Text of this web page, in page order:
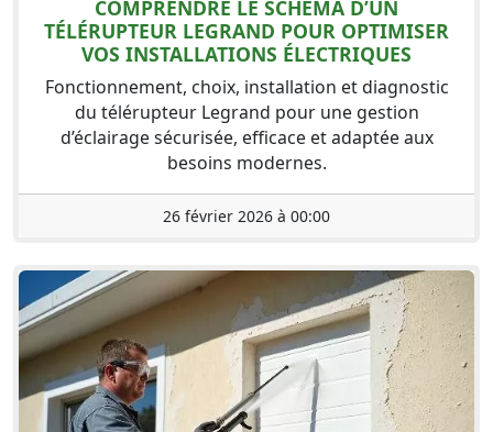
COMPRENDRE LE SCHÉMA D’UN
TÉLÉRUPTEUR LEGRAND POUR OPTIMISER
VOS INSTALLATIONS ÉLECTRIQUES
Fonctionnement, choix, installation et diagnostic
du télérupteur Legrand pour une gestion
d’éclairage sécurisée, efficace et adaptée aux
besoins modernes.
26 février 2026 à 00:00